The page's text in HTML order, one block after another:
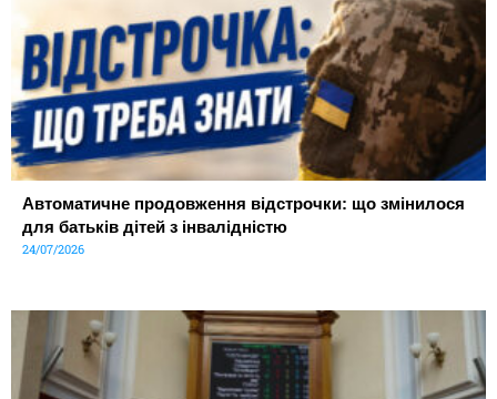
Автоматичне продовження відстрочки: що змінилося
для батьків дітей з інвалідністю
24/07/2026